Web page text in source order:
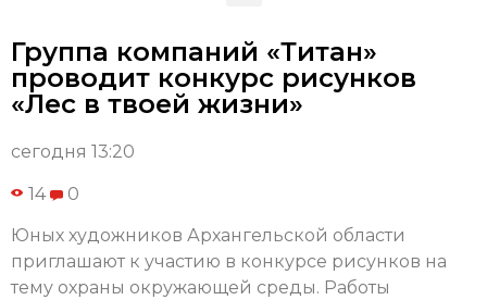
Группа компаний «Титан»
проводит конкурс рисунков
«Лес в твоей жизни»
сегодня 13:20
14 0
Юных художников Архангельской области
приглашают к участию в конкурсе рисунков на
тему охраны окружающей среды. Работы